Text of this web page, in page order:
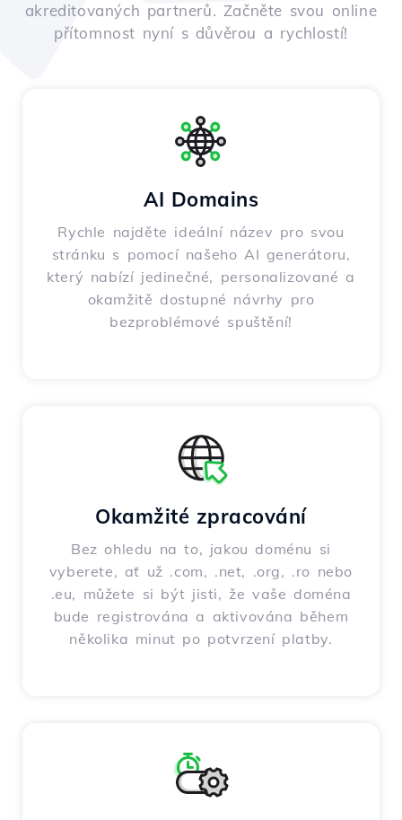
akreditovaných partnerů. Začněte svou online
přítomnost nyní s důvěrou a rychlostí!
AI Domains
Rychle najděte ideální název pro svou
stránku s pomocí našeho AI generátoru,
který nabízí jedinečné, personalizované a
okamžitě dostupné návrhy pro
bezproblémové spuštění!
Okamžité zpracování
Bez ohledu na to, jakou doménu si
vyberete, ať už .com, .net, .org, .ro nebo
.eu, můžete si být jisti, že vaše doména
bude registrována a aktivována během
několika minut po potvrzení platby.